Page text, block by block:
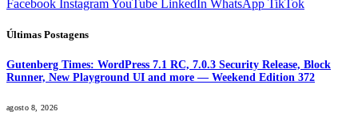
Facebook InstagramYouTube LinkedIn WhatsApp TikTok
Últimas Postagens
Gutenberg Times: WordPress 7.1 RC, 7.0.3 Security Release, Block
Runner, New Playground UI and more — Weekend Edition 372
agosto 8, 2026